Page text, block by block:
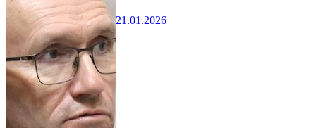
21.01.2026